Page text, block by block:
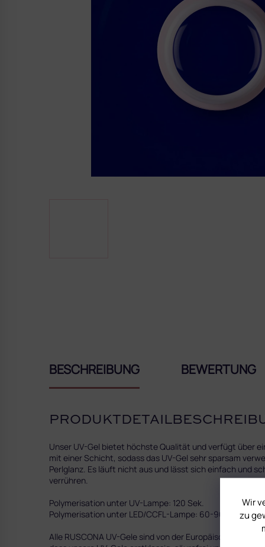
Wir
zu
BESCHREIBUNG BEWERTUNG
Unser UV-Gel bietet höchste Qualität und verfügt über
mit einer Schicht, sodass das UV-Gel sehr sparsam
Perlglanz. Es läuft nicht aus und lässt sich einfach und
verrühren.
Polymerisation unter UV-Lampe: 120 Sek.
Polymerisation unter LED/CCFL-Lampe: 60-90 Sek.
Alle RUSCONA UV-Gele sind von der Europäischen